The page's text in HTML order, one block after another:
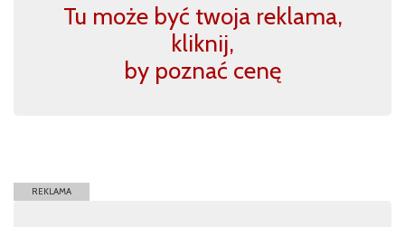
Tu może być twoja reklama,
kliknij,
by poznać cenę
REKLAMA